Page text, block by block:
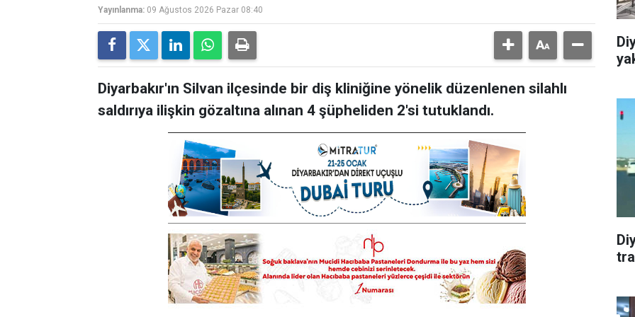
Yayınlanma: 09 Ağustos 2026 Pazar 08:40
Diyarbakır'ın Silvan ilçesinde bir diş kliniğine yönelik düzenlenen silahlı
saldırıya ilişkin gözaltına alınan 4 şüpheliden 2'si tutuklandı.